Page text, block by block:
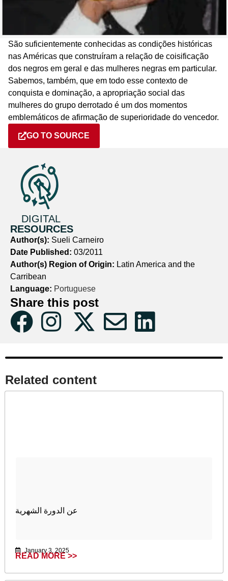
São suficientemente conhecidas as condições históricas
nas Américas que construíram a relação de coisificação
dos negros em geral e das mulheres negras em particular.
Sabemos, também, que em todo esse contexto de
conquista e dominação, a apropriação social das
mulheres do grupo derrotado é um dos momentos
emblemáticos de afirmação de superioridade do vencedor.
GO TO SOURCE
DIGITAL
RESOURCES
Author(s): Sueli Carneiro
Date Published: 03/2011
Author(s) Region of Origin: Latin America and the
Carribean
Language: Portuguese
Share this post
Related content​
عن الدورة الشهرية
January 3, 2025
READ MORE >>